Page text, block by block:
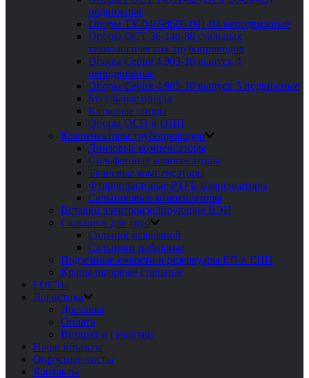
подвижные
Опоры ТУ-04698606-001-04 неподвижные
Опоры ОСТ 36-146-88 стальных
технологических трубопроводов
Опоры Серия 4.903-10 выпуск 4
неподвижные
Опоры Серия 4.903-10 выпуск 5 подвижные
Бугельные опоры
Катковые опоры
Опоры ОСП и ОПП
Компенсаторы трубопроводов
Линзовые компенсаторы
Сильфонные компенсаторы
Тканевые компенсаторы
Фторопластовые PTFE компенсаторы
Сальниковые компенсаторы
Вставки электроизолирующие ВЭИ
Сальники для труб
Сальник нажимной
Сальники набивные
Подземные емкости и резервуары ЕП и ЕПП
Краны шаровые стальные
ГОСТы
Логистика
Доставка
Оплата
Возврат и гарантии
Наши объекты
Опросные листы
Контакты